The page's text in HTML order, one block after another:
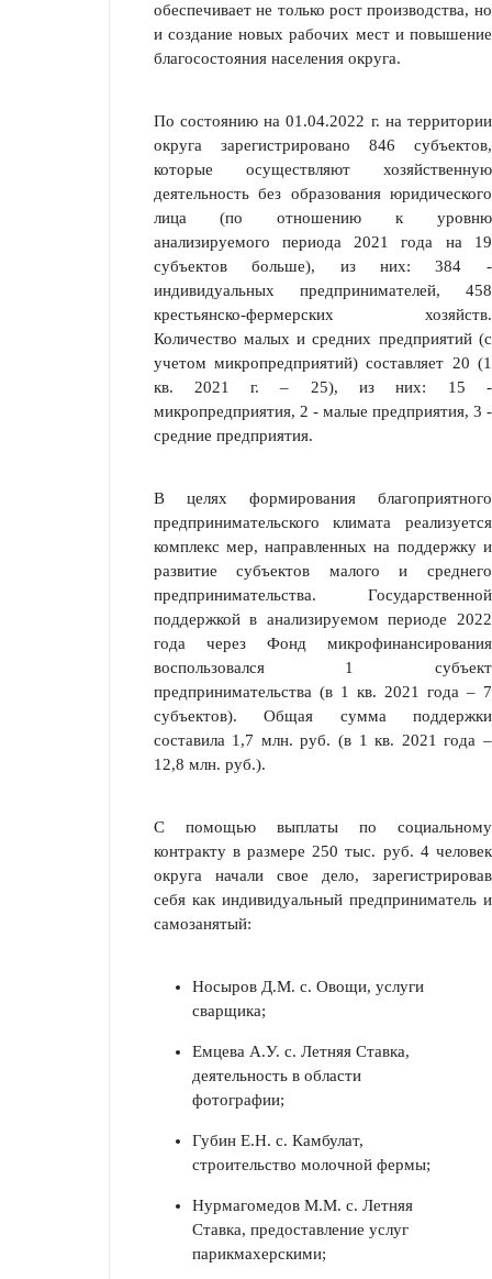
обеспечивает не только рост произ­водства, но
и создание новых рабочих мест и повышение
благосостояния на­селения округа.
По состоянию на 01.04.2022 г. на территории
округа зарегистрировано 846 субъектов,
которые осуществляют хо­зяйственную
деятельность без образования юридического
лица (по отношению к уровню
анализируемого периода 2021 года на 19
субъектов больше), из них: 384 -
индивидуальных предпринимателей, 458
крестьянско-фермерских хо­зяйств.
Количество малых и средних предприятий (с
учетом микропредприя­тий) составляет 20 (1
кв. 2021 г. – 25), из них: 15 -
микропредприятия, 2 - ма­лые предприятия, 3 -
средние предприятия.
В целях формирования благоприятного
предпринимательского климата реализуется
комплекс мер, направленных на поддержку и
развитие субъектов малого и среднего
предпринимательства. Государственной
поддержкой в ана­лизируемом периоде 2022
года через Фонд микрофинансирования
воспользо­вался 1 субъект
предпринимательства (в 1 кв. 2021 года – 7
субъектов). Общая сумма поддержки
составила 1,7 млн. руб. (в 1 кв. 2021 года –
12,8 млн. руб.).
С помощью выплаты по социальному
контракту в размере 250 тыс. руб. 4 человек
округа начали свое дело, зарегистрировав
себя как индивидуальный предприниматель и
самозанятый:
Носыров Д.М. с. Овощи, услуги
сварщика;
Емцева А.У. с. Летняя Ставка,
деятельность в области
фотографии;
Губин Е.Н. с. Камбулат,
строительство молочной фермы;
Нурмагомедов М.М. с. Летняя
Ставка, предоставление услуг
парикмахерскими;